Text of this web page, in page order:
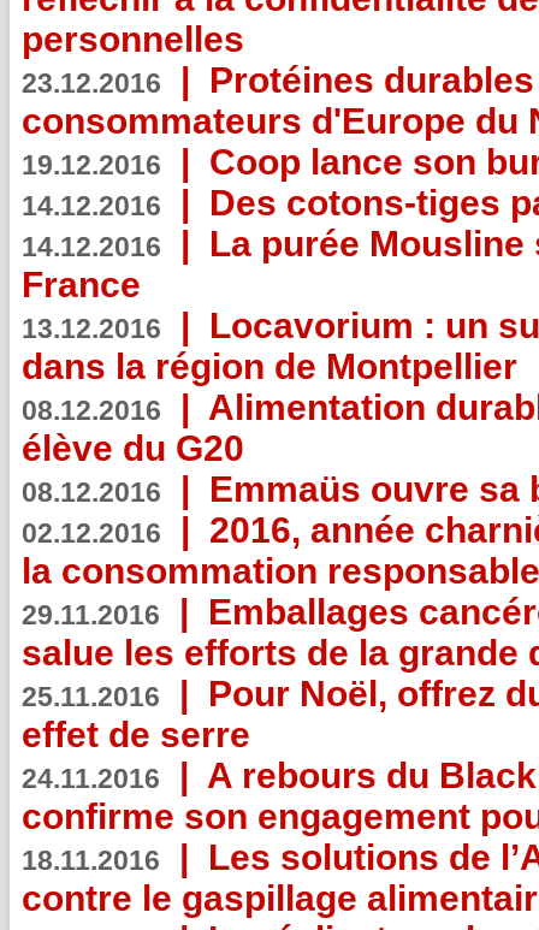
personnelles
23.12.2016 | Protéines
consommateurs d'Europe du
19.12.2016 | Coop lance son
14.12.2016 | Des cotons-tiges
14.12.2016 | La purée
France
13.12.2016 | Locavorium : un
dans la région de Montpellier
08.12.2016 | Alimentation
élève du G20
08.12.2016 | Emmaüs ouvre sa
02.12.2016 | 2016, année
la consommation
29.11.2016 | Emballages
salue les efforts de la grande
25.11.2016 | Pour Noël, offrez
effet de serre
24.11.2016 | A rebours du
confirme son engagement
18.11.2016 | Les solutions de
contre le gaspillage